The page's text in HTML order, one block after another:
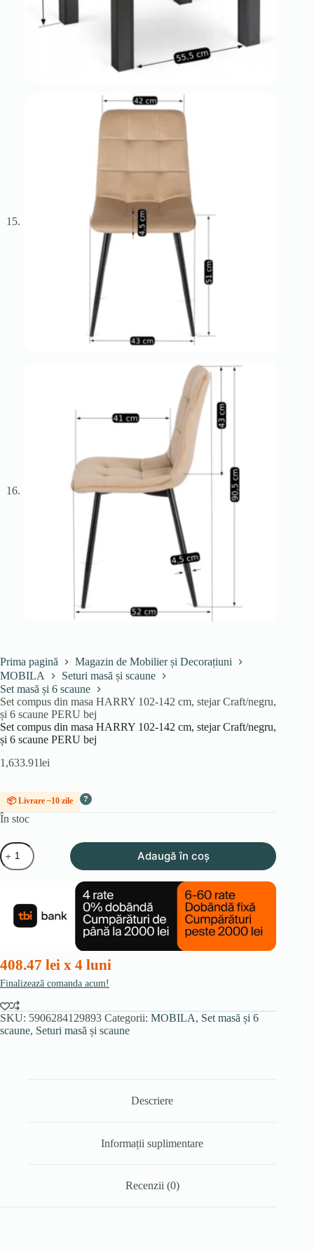
Prima pagină
Magazin de Mobilier și Decorațiuni
MOBILA
Seturi masă și scaune
Set masă și 6 scaune
Set compus din masa HARRY 102-142 cm, stejar Craft/negru,
și 6 scaune PERU bej
Set compus din masa HARRY 102-142 cm, stejar Craft/negru,
și 6 scaune PERU bej
1,633.91lei
📦 Livrare ~10 zile ?
În stoc
Cantitate
Set
compus
HARRY
102-
142
Craft/negru,
și
6
scaune
PERU
Adaugă în coș
408.47 lei x 4 luni
Finalizează comanda acum!
SKU: 5906284129893 Categorii: MOBILA, Set masă și 6
scaune, Seturi masă și scaune
Descriere
Informații suplimentare
Recenzii (0)